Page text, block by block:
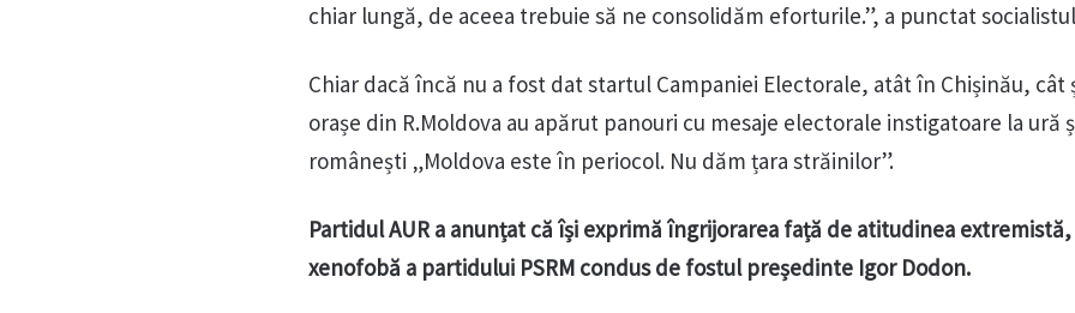
chiar lungă, de aceea trebuie să ne consolidăm eforturile.”, a punctat
Chiar dacă încă nu a fost dat startul Campaniei Electorale, atât în Chișinău, cât
orașe din R.Moldova au apărut panouri cu mesaje electorale instigatoare la ură
românești „Moldova este în periocol. Nu dăm țara străinilor”.
Partidul AUR a anunțat că își exprimă îngrijorarea față de atitudinea extremistă,
xenofobă a partidului PSRM condus de fostul președinte Igor Dodon.